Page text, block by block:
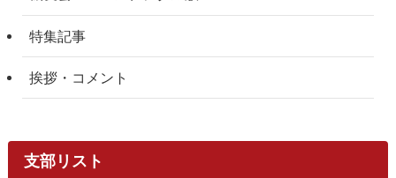
特集記事
挨拶・コメント
支部リスト